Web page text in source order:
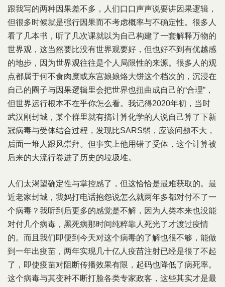
跟我写的两种因果差不多，人们口口声声说要讲因果逻辑，
但很多时候就是强行因果而不考虑概率与不确定性。很多人
看了几本书，听了几次课就以为自己构建了一套解释万物的
世界观，这当然要比没有世界观要好，但也好不到有优越感
的地步，因为世界观往往是个人局限性的来源。很多人的观
点都属于何不食肉糜或东宫娘娘烙大饼这个档次的，沉浸在
自己的圈子与因果逻辑里会把世界也扭曲成自己的“合理”，
但世界运行根本不在乎你怎么看。我记得2020年初，当时
武汉刚封城，某个群里就有搞计算化学的人说自己算了下新
冠病毒与受体结合过程，发现比SARS弱，应该问题不大，
后面一堆人跟风崇拜。但事实上他用错了受体，这个计算被
后来的大流行卷进了历史的垃圾堆。
人们太渴望确定性与掌控感了，但这恰恰是最难获取的。最
近老家封城，我妈打电话抱怨说怎么就两年多都对付不了一
个病毒？我听到后更多的感觉是不解，因为人类本来也没能
对付几个病毒，黑死病那时间纯粹靠人死光了才渡过疫情
的。而且我们即便到今天对这个病毒的了解也很不够，能做
到一年出疫苗，两年实现几十亿人疫苗注射已经是很了不起
了，即使疫苗对阻断传播效果有限，起码也降低了病死率。
这个病毒与其变种不断打脸各类专家政客，这些其实才是最